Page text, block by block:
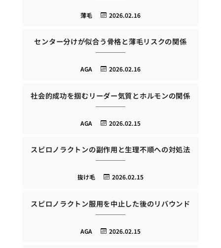
2026.02.16
薄毛
センター分けが似合う骨格と薄毛リスクの関係
2026.02.16
AGA
社会的成功を掴むリーダー気質とホルモンの関係
2026.02.15
AGA
スピロノラクトンの副作用と生理不順への対処法
2026.02.15
抜け毛
スピロノラクトン服用を中止した後のリバウンド
2026.02.15
AGA